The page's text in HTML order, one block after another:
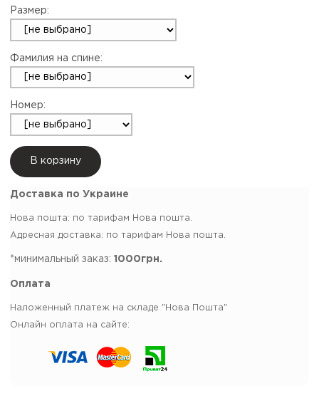
Размер:
Фамилия на спине:
Номер:
В корзину
Доставка по Украине
Нова пошта: по тарифам Нова пошта.
Адресная доставка: по тарифам Нова пошта.
*минимальный заказ: 1000грн.
Оплата
Наложенный платеж на складе "Нова Пошта"
Онлайн оплата на сайте: